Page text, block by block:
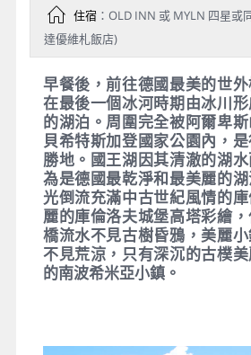
住宿：OLD INN 或 MYLN 四星或
達優維札飯店)
早餐後，前往德國最美的世外
在最後一個冰河時期由冰川
的湖泊。周圍完全被阿爾卑
貝希特斯加登國家公園內，
勝地。國王湖因其清澈的湖
為是德國最乾淨和最美麗的
光倒流充滿中古世紀風情的
麗的庫倫洛夫城堡高塔彩繪
橋流水不見古樹昏鴉，美麗小
不見荒涼，只有深沉的古樸
的南波希米亞小鎮。